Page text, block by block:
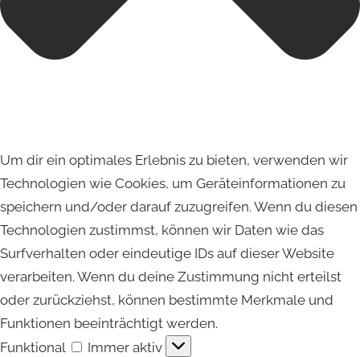
Um dir ein optimales Erlebnis zu bieten, verwenden wir
Technologien wie Cookies, um Geräteinformationen zu
speichern und/oder darauf zuzugreifen. Wenn du diesen
Technologien zustimmst, können wir Daten wie das
Surfverhalten oder eindeutige IDs auf dieser Website
verarbeiten. Wenn du deine Zustimmung nicht erteilst
oder zurückziehst, können bestimmte Merkmale und
Funktionen beeinträchtigt werden.
Funktional
Funktional
Immer aktiv